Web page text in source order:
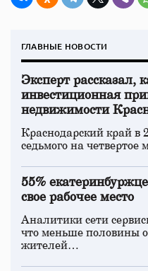
ГЛАВНЫЕ НОВОСТИ
Эксперт рассказал,
инвестиционная
недвижимости
Краснодарский край в
седьмого на четвертое
55%
свое рабочее место
Аналитики сети
что меньше половины
жителей…